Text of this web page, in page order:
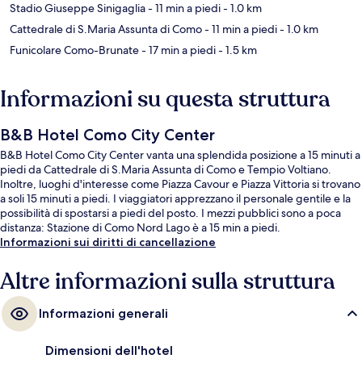
Stadio Giuseppe Sinigaglia- 11 min a piedi- 1.0 km
Cattedrale di S.Maria Assunta di Como- 11 min a piedi- 1.0 km
Funicolare Como-Brunate- 17 min a piedi- 1.5 km
Informazioni su questa struttura
B&B Hotel Como City Center
B&B Hotel Como City Center vanta una splendida posizione a 15 minuti a
piedi da Cattedrale di S.Maria Assunta di Como e Tempio Voltiano.
Inoltre, luoghi d'interesse come Piazza Cavour e Piazza Vittoria si trovano
a soli 15 minuti a piedi. I viaggiatori apprezzano il personale gentile e la
possibilità di spostarsi a piedi del posto. I mezzi pubblici sono a poca
distanza: Stazione di Como Nord Lago è a 15 min a piedi.
Informazioni sui diritti di cancellazione
Altre informazioni sulla struttura
Informazioni generali
Dimensioni dell'hotel